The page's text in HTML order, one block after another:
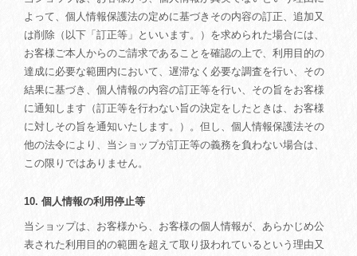
よって、個人情報保護法の定めに基づきその内容の訂正、追加又
は削除（以下「訂正等」といいます。）を求められた場合には、
お客様ご本人からのご請求であることを確認の上で、利用目的の
達成に必要な範囲内において、遅滞なく必要な調査を行い、その
結果に基づき、個人情報の内容の訂正等を行い、その旨をお客様
に通知します（訂正等を行わない旨の決定をしたときは、お客様
に対しその旨を通知いたします。）。但し、個人情報保護法その
他の法令により、当ショップが訂正等の義務を負わない場合は、
この限りではありません。
10. 個人情報の利用停止等
当ショップは、お客様から、お客様の個人情報が、あらかじめ公
表された利用目的の範囲を超えて取り扱われているという理由又